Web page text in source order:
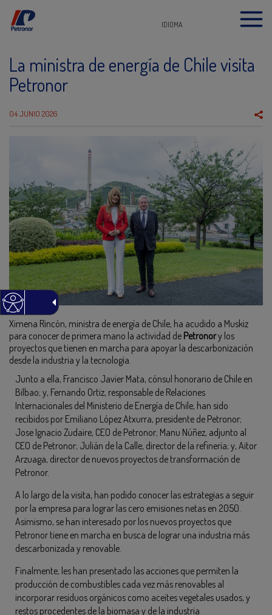
IDIOMA
La ministra de energía de Chile visita
Petronor
04 JUNIO 2026
Ximena Rincón, ministra de energía de Chile, ha acudido a Muskiz
para conocer de primera mano la actividad de Petronory los
proyectos que tienen en marcha para apoyar la descarbonización
desde la industria y la tecnología.
Junto a ella, Francisco Javier Mata, cónsul honorario de Chile en
Bilbao; y, Fernando Ortiz, responsable de Relaciones
Internacionales del Ministerio de Energía de Chile, han sido
recibidos por Emiliano López Atxurra, presidente de Petronor;
Jose Ignacio Zudaire, CEO de Petronor; Manu Núñez, adjunto al
CEO de Petronor; Julián de la Calle, director de la refinería; y, Aitor
Arzuaga, director de nuevos proyectos de transformación de
Petronor.
A lo largo de la visita, han podido conocer las estrategias a seguir
por la empresa para lograr las cero emisiones netas en 2050.
Asimismo, se han interesado por los nuevos proyectos que
Petronor tiene en marcha en busca de lograr una industria más
descarbonizada y renovable.
Finalmente, les han presentado las acciones que permiten la
producción de combustibles cada vez más renovables al
incorporar residuos orgánicos como aceites vegetales usados, y
restos procedentes de la biomasa y de la industria